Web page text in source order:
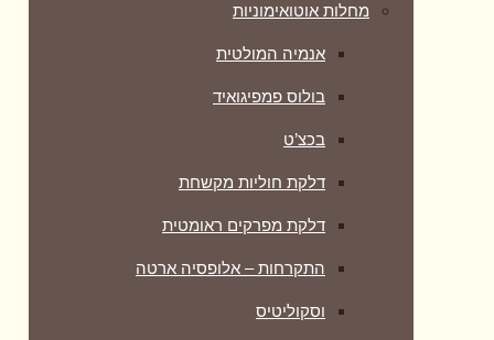
מחלות אוטואימוניות
אנמיה המולטית
בולוס פמפיגואיד
בכצ’ט
דלקת חוליות מקשחת
דלקת מפרקים ראומטית
התקרחות – אלופסיה ארטה
וסקוליטיס